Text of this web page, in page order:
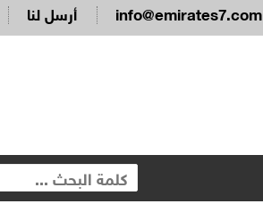
أرسل لنا info@emirates7.com